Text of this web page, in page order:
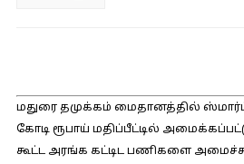
மதுரை தமுக்கம் மைதானத்தில் ஸ்மார்ட்
கோடி ரூபாய் மதிப்பீட்டில்
கூட்ட அரங்க கட்டிட பணிகளை